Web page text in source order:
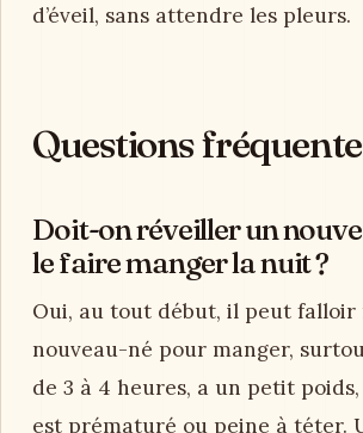
d’éveil, sans attendre les pleurs.
Questions
Doit-on réveiller un
le faire manger la nuit ?
Oui, au tout début, il peut
nouveau-né pour manger,
de 3 à 4 heures, a un petit
est prématuré ou peine à téter.